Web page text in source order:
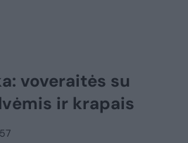
voveraitės su
ir krapais